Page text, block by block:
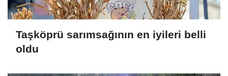
Taşköprü sarımsağının en iyileri belli
oldu